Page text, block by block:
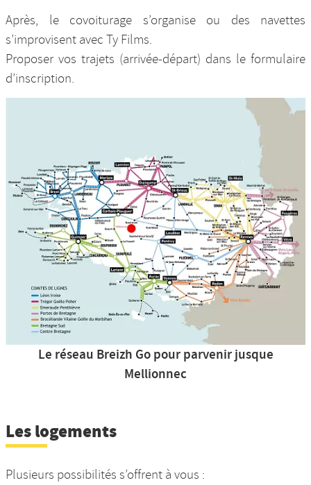
Après, le covoiturage s’organise ou des navettes
s’improvisent avec Ty Films.
Proposer vos trajets (arrivée-départ) dans le formulaire
d’inscription.
Le réseau Breizh Go pour parvenir jusque
Mellionnec
Les logements
Plusieurs possibilités s’offrent à vous :